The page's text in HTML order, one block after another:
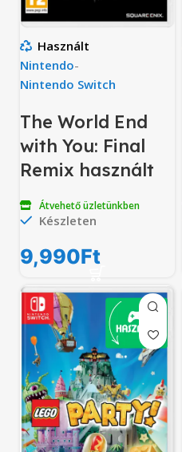
Használt
Nintendo-
Nintendo Switch
The World End
with You: Final
Remix használt
Átvehető üzletünkben
Készleten
9,990Ft